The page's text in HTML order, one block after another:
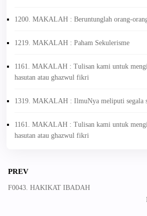
1200. MAKALAH : Beruntunglah orang-
1219. MAKALAH : Paham Sekulerisme
1161. MAKALAH : Tulisan kami untuk
hasutan atau ghazwul fikri
1319. MAKALAH : IlmuNya meliputi segala
1161. MAKALAH : Tulisan kami untuk
hasutan atau ghazwul fikri
PREV
F0043. HAKIKAT IBADAH